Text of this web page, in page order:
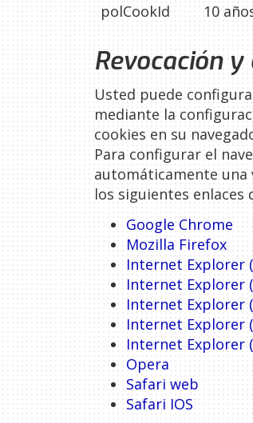
polCookId
10
Revocación
Usted puede
mediante la
cookies en su
Para configurar el
automáticamente una
los siguientes
Google Chrome
Mozilla Firefox
Internet Explorer
Internet Explorer
Internet Explorer
Internet Explorer
Internet Explorer
Opera
Safari web
Safari IOS